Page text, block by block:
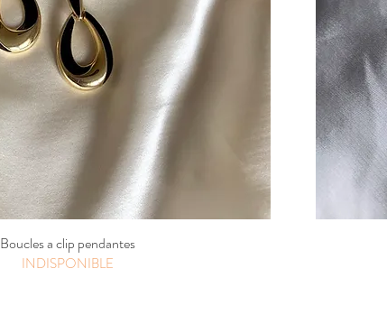
Aperçu rapide
Boucles a clip pendantes
INDISPONIBLE